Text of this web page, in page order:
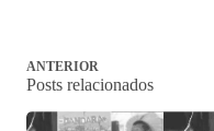
ANTERIOR
Posts relacionados